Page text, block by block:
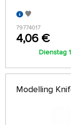
79774017
4,06 €
Dienstag
Modelling